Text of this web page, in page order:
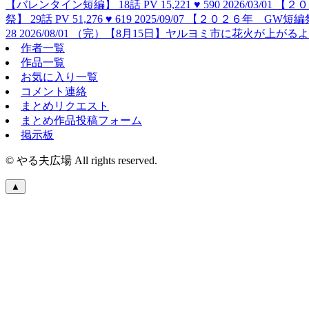
【バレンタイン短編】
18話 PV 15,221 ♥ 590 2026/03/01
【２
祭】
29話 PV 51,276 ♥ 619 2025/09/07
【２０２６年 GW短編
28 2026/08/01
（完）【8月15日】ヤルヨミ市に花火が上がる
作者一覧
作品一覧
お気に入り一覧
コメント連絡
まとめリクエスト
まとめ作品投稿フォーム
掲示板
© やる夫広場 All rights reserved.
▲